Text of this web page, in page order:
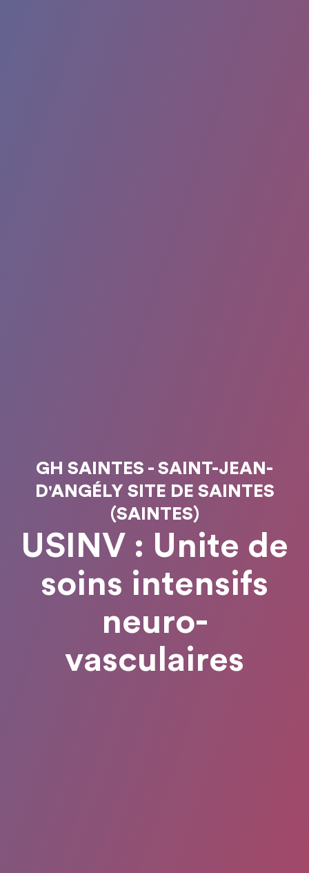
GH SAINTES - SAINT-JEAN-
D'ANGÉLY SITE DE SAINTES
(SAINTES)
USINV : Unite de
soins intensifs
neuro-
vasculaires